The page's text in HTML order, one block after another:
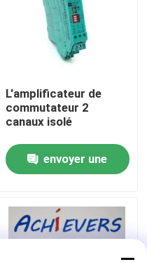
L'amplificateur de
commutateur 2
canaux isolé
envoyer une